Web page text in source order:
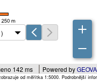
Powered by
142 ms
od měřítka 1:5000. Podrobnější